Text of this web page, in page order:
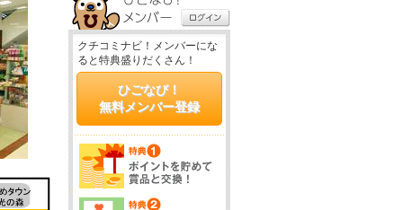
クチコミナビ！メンバーにな
ると特典盛りだくさん！
ひごなび！
無料メンバー登録